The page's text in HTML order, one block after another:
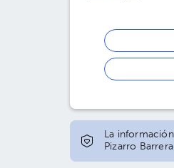
02:00 pm
La
Pizarro Barrera